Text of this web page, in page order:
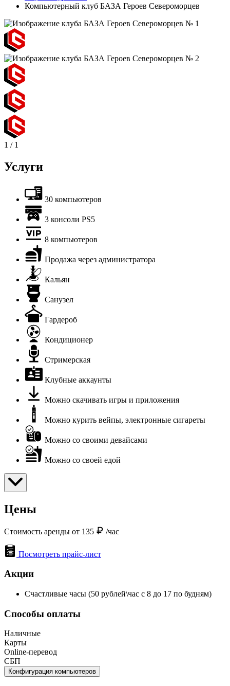
Компьютерный клуб БАЗА Героев Североморцев
1 / 1
Услуги
30 компьютеров
3 консоли PS5
8 компьютеров
Продажа через администратора
Кальян
Санузел
Гардероб
Кондиционер
Стримерская
Клубные аккаунты
Можно скачивать игры и приложения
Можно курить вейпы, электронные сигареты
Можно со своими девайсами
Можно со своей едой
Цены
Стоимость аренды от 135 /час
Посмотреть прайс-лист
Акции
Счастливые часы (50 рублей\час с 8 до 17 по будням)
Способы оплаты
Наличные
Карты
Online-перевод
СБП
Конфигурация компьютеров